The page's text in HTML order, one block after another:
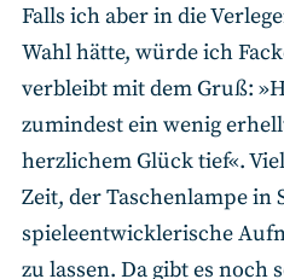
Falls ich aber in die
Wahl hätte, würde ich
verbleibt mit dem Gruß:
zumindest ein wenig
herzlichem Glück tief«.
Zeit, der Taschenlampe in
spieleentwicklerische
zu lassen. Da gibt es noch